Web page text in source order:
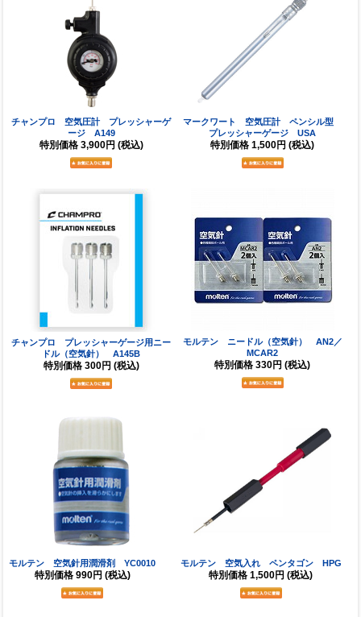
チャンプロ 空気圧計 プレッシャーゲ
ージ A149
特別価格 3,900円 (税込)
マークワート 空気圧計 ペンシル型
プレッシャーゲージ USA
特別価格 1,500円 (税込)
チャンプロ プレッシャーゲージ用ニー
ドル（空気針） A145B
特別価格 300円 (税込)
モルテン ニードル（空気針） AN2／
MCAR2
特別価格 330円 (税込)
モルテン 空気針用潤滑剤 YC0010
特別価格 990円 (税込)
モルテン 空気入れ ペンタゴン HPG
特別価格 1,500円 (税込)